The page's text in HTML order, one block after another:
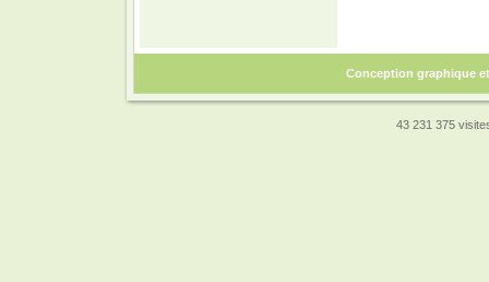
Conception graphique
43 231 375